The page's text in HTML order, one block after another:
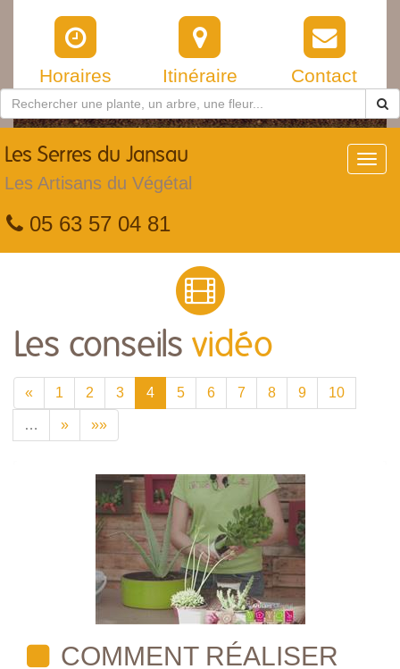
Horaires Itinéraire Contact
Les Serres du Jansau
Les Artisans du Végétal
05 63 57 04 81
Les conseils vidéo
« 1 2 3 4 5 6 7 8 9 10
… » »»
COMMENT RÉALISER